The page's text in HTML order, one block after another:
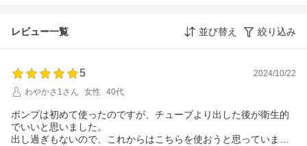
レビュー一覧 並び替え 絞り込み
5
2024/10/22
わやかさ1さん
女性 40代
ポンプは初めて使ったのですが、チューブより出した後が衛生的
でいいと思いました。
出し過ぎもないので、これからはこちらを使おうと思っていま